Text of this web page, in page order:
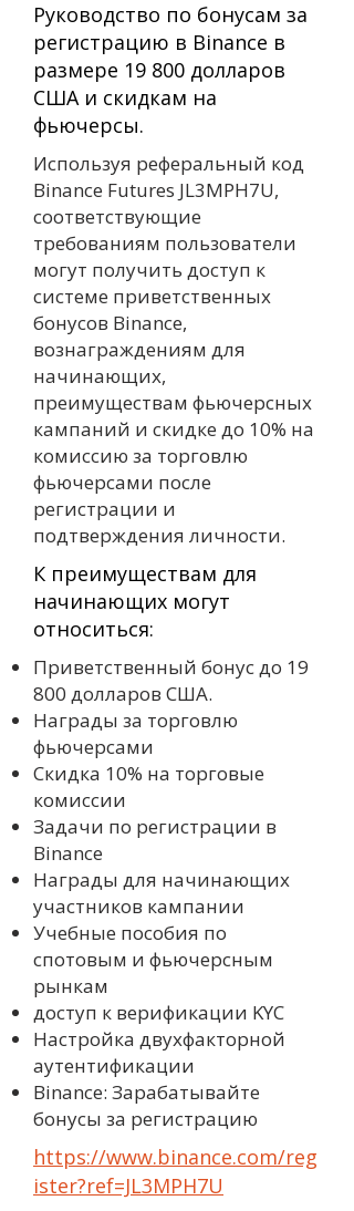
Руководство по бонусам за
регистрацию в Binance в
размере 19 800 долларов
США и скидкам на
фьючерсы.
Используя реферальный код
Binance Futures JL3MPH7U,
соответствующие
требованиям пользователи
могут получить доступ к
системе приветственных
бонусов Binance,
вознаграждениям для
начинающих,
преимуществам фьючерсных
кампаний и скидке до 10% на
комиссию за торговлю
фьючерсами после
регистрации и
подтверждения личности.
К преимуществам для
начинающих могут
относиться:
Приветственный бонус до 19
800 долларов США.
Награды за торговлю
фьючерсами
Скидка 10% на торговые
комиссии
Задачи по регистрации в
Binance
Награды для начинающих
участников кампании
Учебные пособия по
спотовым и фьючерсным
рынкам
доступ к верификации KYC
Настройка двухфакторной
аутентификации
Binance: Зарабатывайте
бонусы за регистрацию
https://www.binance.com/reg
ister?ref=JL3MPH7U